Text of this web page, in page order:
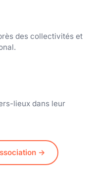
des collectivités et
lieux dans leur
→